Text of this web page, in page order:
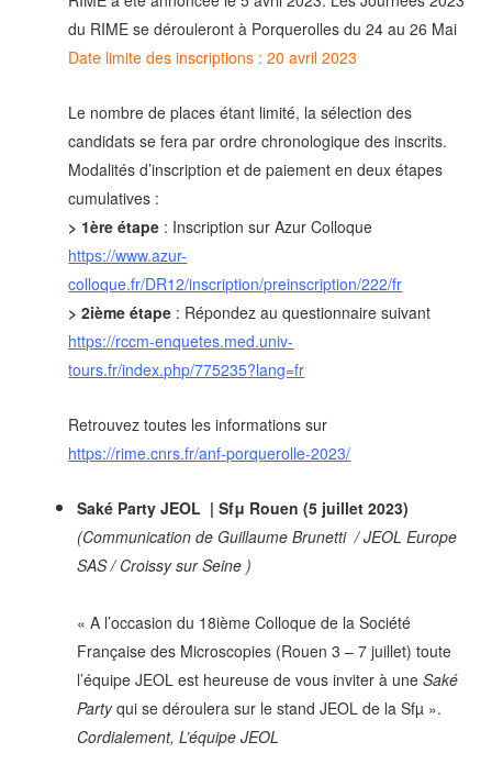
du RIME se dérouleront à Porquerolles du 24 au 26 Mai
Date limite des inscriptions : 20 avril 2023
Le nombre de places étant limité, la sélection des
candidats se fera par ordre chronologique des inscrits.
Modalités d’inscription et de paiement en deux étapes
cumulatives :
> 1ère étape : Inscription sur Azur Colloque
https://www.azur-
colloque.fr/DR12/inscription/preinscription/222/fr
>2ième étape : Répondez au questionnaire suivant
https://rccm-enquetes.med.univ-
tours.fr/index.php/775235?lang=fr
Retrouvez toutes les informations sur
https://rime.cnrs.fr/anf-porquerolle-2023/
Saké Party JEOL | Sfμ Rouen (5 juillet 2023)
(Communication deGuillaume Brunetti / JEOL Europe
SAS / Croissy sur Seine )
« A l’occasion du 18ième Colloque de la Société
Française des Microscopies (Rouen 3 – 7 juillet) toute
l’équipe JEOL est heureuse de vous inviter à uneSaké
Partyqui se déroulera sur le stand JEOL de la Sfµ ».
Cordialement,L’équipe JEOL